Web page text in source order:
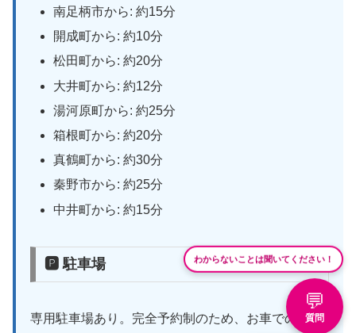
南足柄市から: 約15分
開成町から: 約10分
松田町から: 約20分
大井町から: 約12分
湯河原町から: 約25分
箱根町から: 約20分
真鶴町から: 約30分
秦野市から: 約25分
中井町から: 約15分
🅿 駐車場
専用駐車場あり。完全予約制のため、お車でのご来
わからないことは聞いてください！
💬
質問